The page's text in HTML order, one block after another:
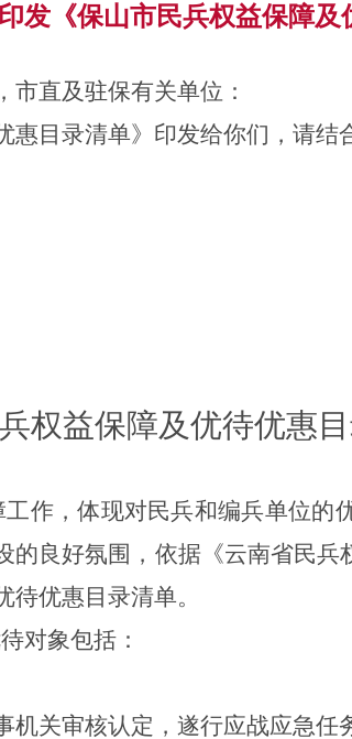
发《保山市民兵权益保障
，市直及驻保有关单位：
惠目录清单》印发给你们， 请结
权益保障及优待优惠
作，体现对民兵和编兵单位的
的良好氛围， 依据《云南省民兵
待优惠目录清单。
对象包括：
机关审核认定，遂行应战应急任